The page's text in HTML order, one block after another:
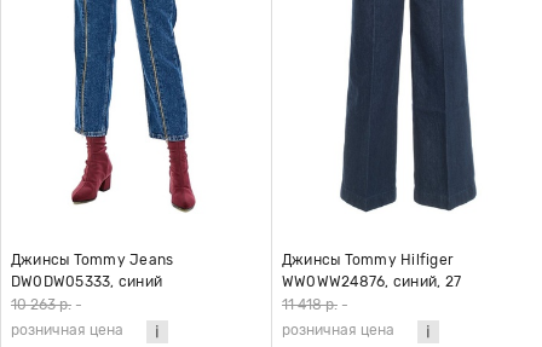
Джинсы Tommy Jeans
DW0DW05333, синий
10 263 р. -
розничная цена
Джинсы Tommy Hilfiger
WW0WW24876, синий, 27
11 418 р. -
розничная цена